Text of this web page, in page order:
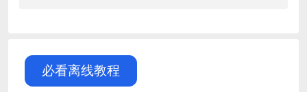
必看离线教程